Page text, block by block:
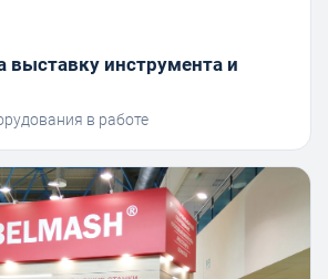
выставку инструмента и
в работе